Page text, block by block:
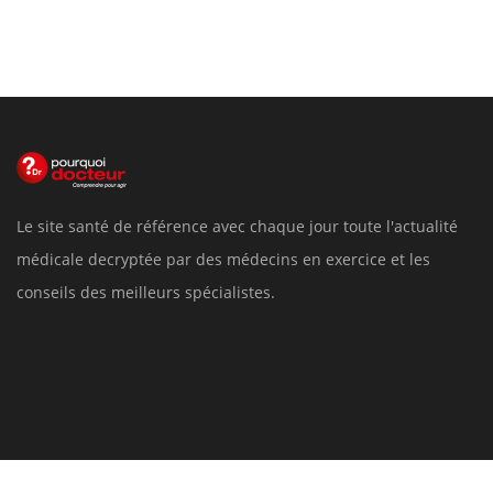
Le site santé de référence avec chaque jour toute l'actualité
médicale decryptée par des médecins en exercice et les
conseils des meilleurs spécialistes.